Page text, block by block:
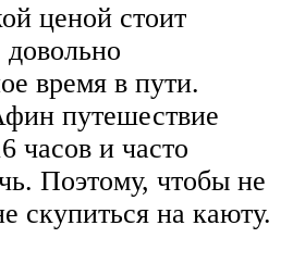
ценой стоит
время в пути.
путешествие
часов и часто
Поэтому, чтобы не
скупиться на каюту.